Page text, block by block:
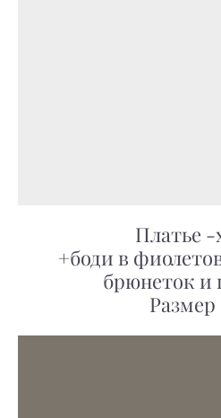
Платье -
+боди в
брюнеток и
Размер